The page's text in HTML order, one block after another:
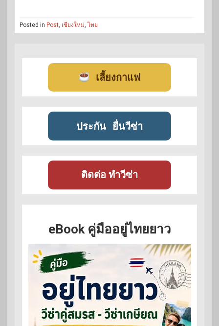
Posted in Post เชียงใหม่ ,ไทย
เลี้ยงกาแฟ
ประกัน ยื่นวีซ่า
ติดต่อ ทำวีซ่า
eBook คู่มืออยู่ไทยยาว